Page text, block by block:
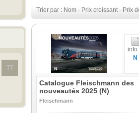
TT
Trier par : Nom - Prix croissant- Prix
info
N
Catalogue Fleischmann des
nouveautés 2025 (N)
Fleischmann